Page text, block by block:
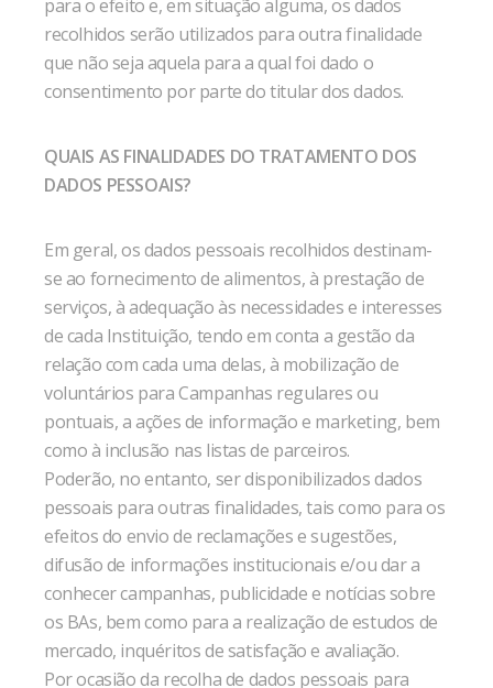
para o efeito e, em situação alguma, os dados
recolhidos serão utilizados para outra finalidade
que não seja aquela para a qual foi dado o
consentimento por parte do titular dos dados.
QUAIS AS FINALIDADES DO TRATAMENTO DOS
DADOS PESSOAIS?
Em geral, os dados pessoais recolhidos destinam-
se ao fornecimento de alimentos, à prestação de
serviços, à adequação às necessidades e interesses
de cada Instituição, tendo em conta a gestão da
relação com cada uma delas, à mobilização de
voluntários para Campanhas regulares ou
pontuais, a ações de informação e marketing, bem
como à inclusão nas listas de parceiros.
Poderão, no entanto, ser disponibilizados dados
pessoais para outras finalidades, tais como para os
efeitos do envio de reclamações e sugestões,
difusão de informações institucionais e/ou dar a
conhecer campanhas, publicidade e notícias sobre
os BAs, bem como para a realização de estudos de
mercado, inquéritos de satisfação e avaliação.
Por ocasião da recolha de dados pessoais para